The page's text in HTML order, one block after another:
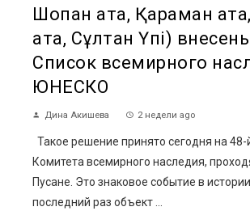
Шопан ата, Қараман
ата, Сұлтан Үпі)
Список всемирного
ЮНЕСКО
Дина Акишева 2 недели ago
Такое решение принято сегодня на 48-
Комитета всемирного наследия,
Пусане. Это знаковое событие в
последний раз объект ...